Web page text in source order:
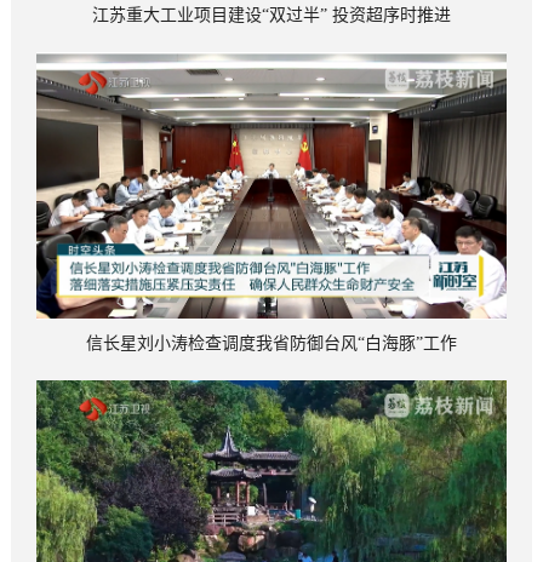
江苏重大工业项目建设“双过半” 投资超序时推进
信长星刘小涛检查调度我省防御台风“白海豚”工作